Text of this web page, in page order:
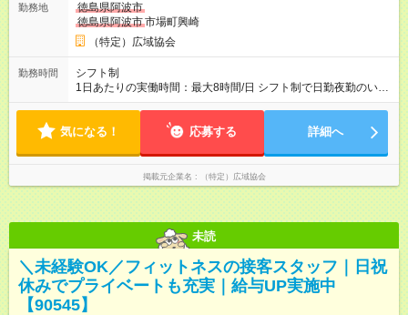
す。 雇用形態：本採用時と同じです。 給与：月給 292,400円以
上
勤務地
徳島県阿波市
徳島県阿波市市場町興崎
（特定）広域協会
勤務時間
シフト制
1日あたりの実働時間：最大8時間/日 シフト制で日勤夜勤のいず
れにも入っていただきます 週3日勤務 (週に夜勤1回) 就業時間
8:00(実働8時間+待機休憩6時間) ※適宜勤務時間の変動あ
気になる！ 応募する 詳細へ
掲載元企業名 （特定）広域協会
未読
＼未経験OK／フィットネスの接客スタッフ｜日祝
休みでプライベートも充実｜給与UP実施中
【90545】